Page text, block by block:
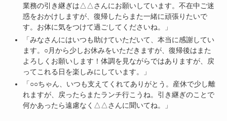
業務の引き継ぎは△△さんにお願いしています。不在中ご迷
惑をおかけしますが、復帰したらまた一緒に頑張りたいで
す。お体に気をつけて過ごしてくださいね。」
「みなさんにはいつも助けていただいて、本当に感謝してい
ます。○月から少しお休みをいただきますが、復帰後はまた
よろしくお願いします！体調を見ながらではありますが、戻
ってこれる日を楽しみにしています。」
「○○ちゃん、いつも支えてくれてありがとう。産休で少し離
れますが、戻ったらまたランチ行こうね。引き継ぎのことで
何かあったら遠慮なく△△さんに聞いてね。」